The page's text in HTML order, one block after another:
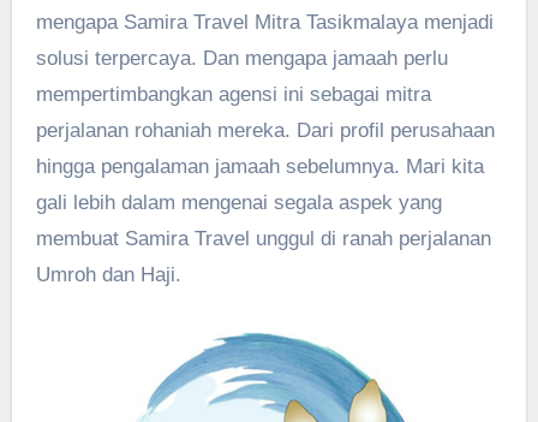
mengapa Samira Travel Mitra Tasikmalaya menjadi
solusi terpercaya. Dan mengapa jamaah perlu
mempertimbangkan agensi ini sebagai mitra
perjalanan rohaniah mereka. Dari profil perusahaan
hingga pengalaman jamaah sebelumnya. Mari kita
gali lebih dalam mengenai segala aspek yang
membuat Samira Travel unggul di ranah perjalanan
Umroh dan Haji.